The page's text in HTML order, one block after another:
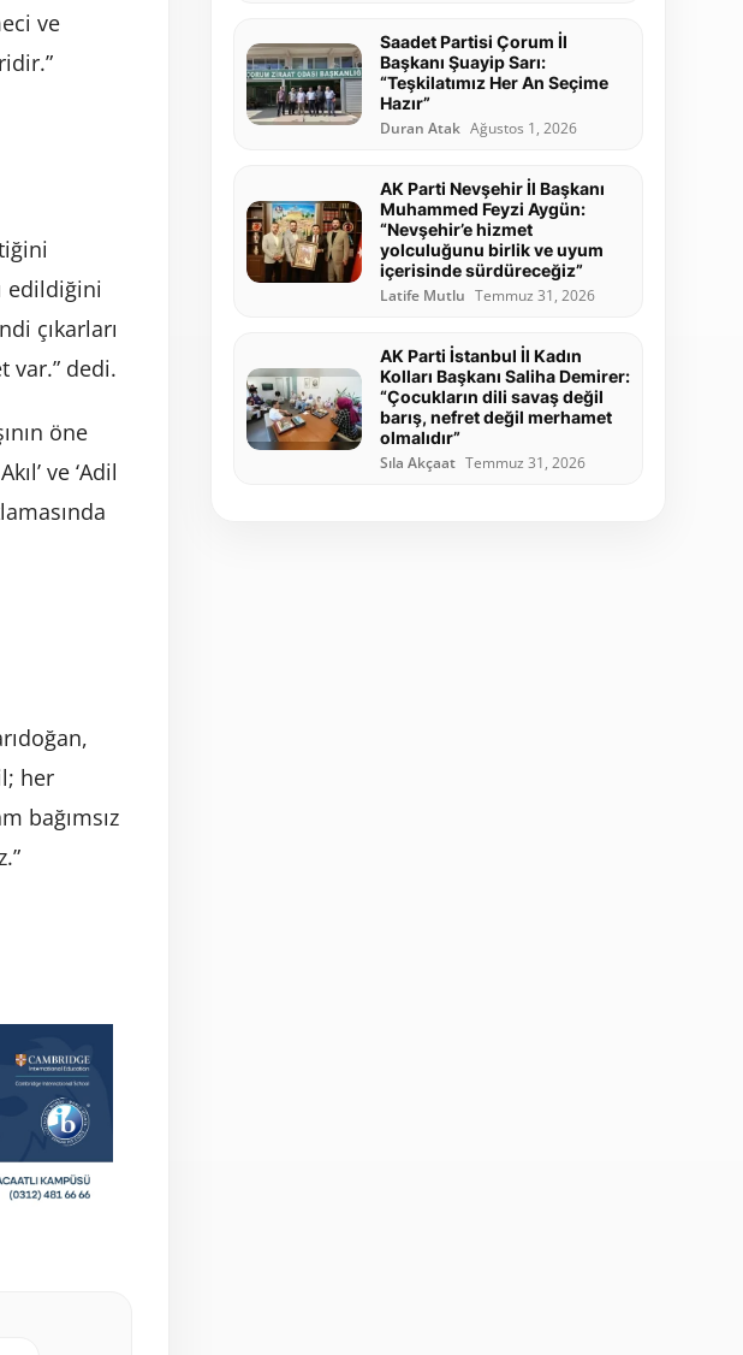
ve
edildiğini
çıkarları
var.” dedi.
öne
ve ‘Adil
her
bağımsız
Saadet Partisi Çorum İl
Başkanı Şuayip Sarı:
“Teşkilatımız Her An Seçime
Hazır”
Duran Atak Ağustos 1, 2026
AK Parti Nevşehir İl Başkanı
Muhammed Feyzi Aygün:
“Nevşehir’e hizmet
yolculuğunu birlik ve uyum
içerisinde sürdüreceğiz”
Latife Mutlu Temmuz 31, 2026
AK Parti İstanbul İl Kadın
Kolları Başkanı Saliha Demirer:
“Çocukların dili savaş değil
barış, nefret değil merhamet
olmalıdır”
Sıla Akçaat Temmuz 31, 2026